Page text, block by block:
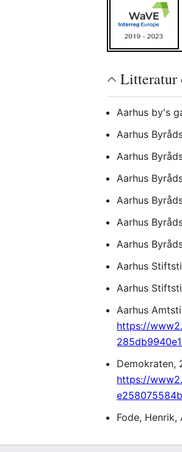
Litteratur
Aarhus by's
Aarhus
Aarhus
Aarhus
Aarhus
Aarhus
Aarhus
Aarhus
Aarhus
Aarhus
https://
Demokraten,
https://
Fode, Henrik,